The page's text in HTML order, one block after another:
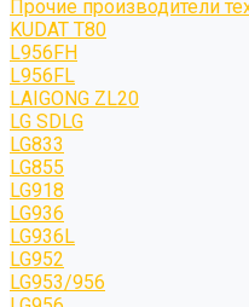
Прочие производители
KUDAT T80
L956FH
L956FL
LAIGONG ZL20
LG SDLG
LG833
LG855
LG918
LG936
LG936L
LG952
LG953/956